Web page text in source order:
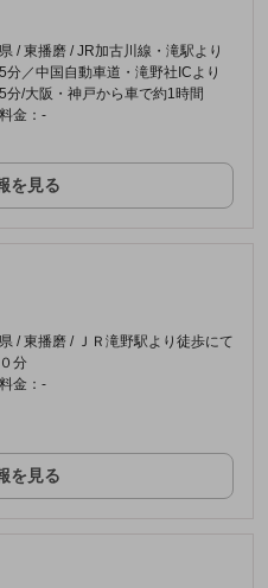
/ 東播磨 / JR加古川線・滝駅より
分／中国自動車道・滝野社ICより
分/大阪・神戸から車で約1時間
金：-
を見る
/ 東播磨 / ＪＲ滝野駅より徒歩にて
分
金：-
を見る